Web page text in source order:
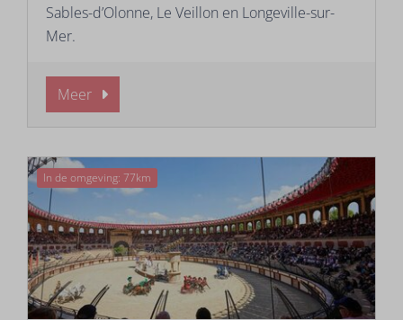
Sables-d’Olonne, Le Veillon en Longeville-sur-
Mer.
Meer
In de omgeving: 77km